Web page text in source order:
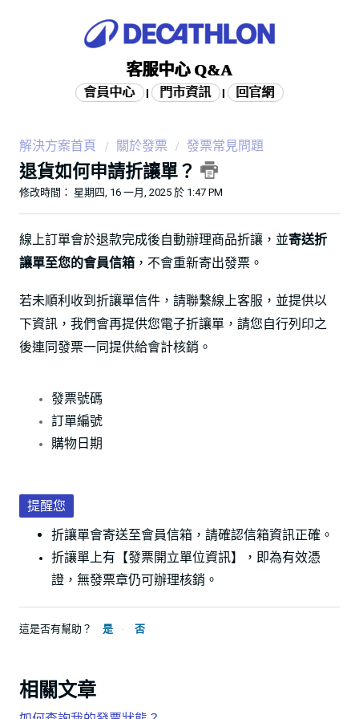
客服中心 Q&A
會員中心 門市資訊 回官網
解決方案首頁 關於發票 發票常見問題
退貨如何申請折讓單？
修改時間： 星期四, 16 一月, 2025 於 1:47 PM
線上訂單會於退款完成後自動辦理商品折讓，並寄送折
讓單至您的會員信箱 ，不會重新寄出發票。
若未順利收到折讓單信件，請聯繫線上客服，並提供以
下資訊，我們會再提供您電子折讓單，請您自行列印之
後連同發票一同提供給會計核銷。
發票號碼
訂單編號
購物日期
提醒您
折讓單會寄送至會員信箱，請確認信箱資訊正確。
折讓單上有【發票開立單位資訊】， 即為有效憑
證，無發票章仍可辦理核銷。
這是否有幫助？ 是 否
相關文章